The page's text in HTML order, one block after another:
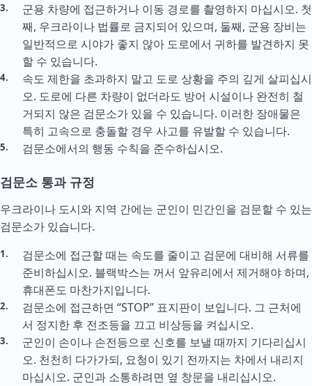
군용 차량에 접근하거나 이동 경로를 촬영하지 마십시오. 첫
째, 우크라이나 법률로 금지되어 있으며, 둘째, 군용 장비는
일반적으로 시야가 좋지 않아 도로에서 귀하를 발견하지 못
할 수 있습니다.
속도 제한을 초과하지 말고 도로 상황을 주의 깊게 살피십시
오. 도로에 다른 차량이 없더라도 방어 시설이나 완전히 철
거되지 않은 검문소가 있을 수 있습니다. 이러한 장애물은
특히 고속으로 충돌할 경우 사고를 유발할 수 있습니다.
검문소에서의 행동 수칙을 준수하십시오.
검문소 통과 규정
우크라이나 도시와 지역 간에는 군인이 민간인을 검문할 수 있는
검문소가 있습니다.
검문소에 접근할 때는 속도를 줄이고 검문에 대비해 서류를
준비하십시오. 블랙박스는 꺼서 앞유리에서 제거해야 하며,
휴대폰도 마찬가지입니다.
검문소에 접근하면 “STOP” 표지판이 보입니다. 그 근처에
서 정지한 후 전조등을 끄고 비상등을 켜십시오.
군인이 손이나 손전등으로 신호를 보낼 때까지 기다리십시
오. 천천히 다가가되, 요청이 있기 전까지는 차에서 내리지
마십시오. 군인과 소통하려면 옆 창문을 내리십시오.